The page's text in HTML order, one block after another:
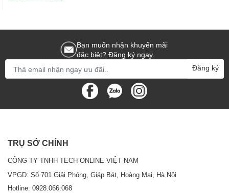
Bạn muốn nhận khuyến mãi
đặc biệt? Đăng ký ngay.
Đăng ký
TRỤ SỞ CHÍNH
CÔNG TY TNHH TECH ONLINE VIỆT NAM
VPGD: Số 701 Giải Phóng, Giáp Bát, Hoàng Mai, Hà Nội
Hotline: 0928.066.068